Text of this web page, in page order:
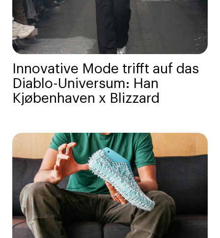
Innovative Mode trifft auf das
Diablo-Universum: Han
Kjøbenhaven x Blizzard